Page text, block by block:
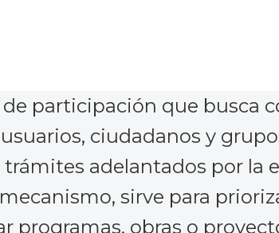
participación que busca
ciudadanos y
adelantados por
sirve para
programas, obras o